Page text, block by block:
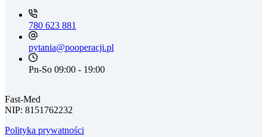
780 623 881
pytania@pooperacji.pl
Pn-So 09:00 - 19:00
Fast-Med
NIP: 8151762232
Polityka prywatności